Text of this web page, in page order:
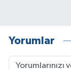
Yorumlar